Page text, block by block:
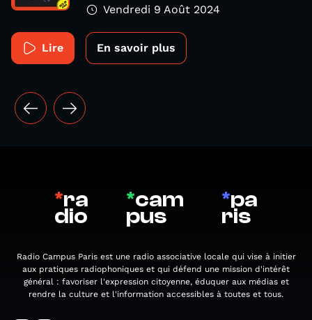
Vendredi 9 Août 2024
Lire En savoir plus
*ra
dio
*cam
pus
*pa
ris
Radio Campus Paris est une radio associative locale qui vise à initier
aux pratiques radiophoniques et qui défend une mission d'intérêt
général : favoriser l'expression citoyenne, éduquer aux médias et
rendre la culture et l'information accessibles à toutes et tous.